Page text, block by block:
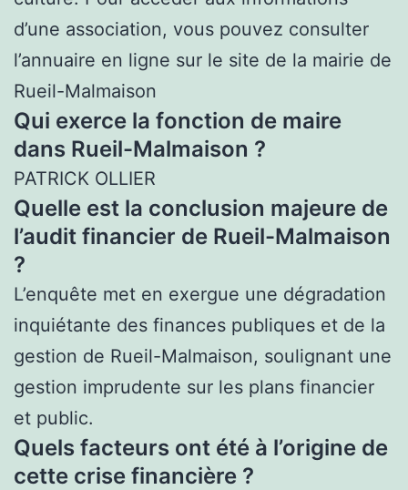
d’une association, vous pouvez consulter
l’annuaire en ligne sur le site de la mairie de
Rueil-Malmaison
Qui exerce la fonction de maire
dans Rueil-Malmaison ?
PATRICK OLLIER
Quelle est la conclusion majeure de
l’audit financier de Rueil-Malmaison
?
L’enquête met en exergue une dégradation
inquiétante des finances publiques et de la
gestion de Rueil-Malmaison, soulignant une
gestion imprudente sur les plans financier
et public.
Quels facteurs ont été à l’origine de
cette crise financière ?